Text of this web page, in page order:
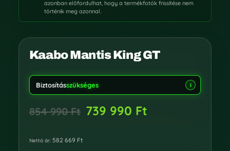
azonban előfordulhat, hogy a termékfotók frissítése nem
történik meg azonnal.
Kaabo Mantis King GT
Biztosításszükséges i
854 990Ft 739 990 Ft
Nettó ár: 582 669 Ft